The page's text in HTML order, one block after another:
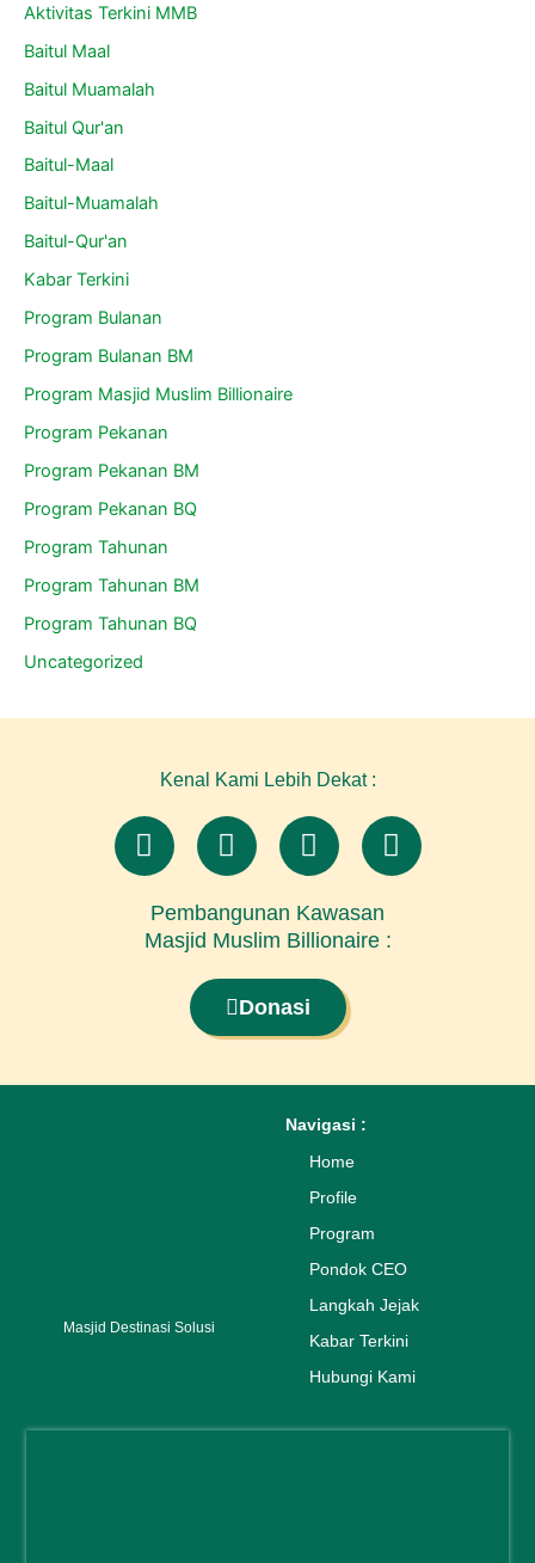
Aktivitas Terkini MMB
Baitul Maal
Baitul Muamalah
Baitul Qur'an
Baitul-Maal
Baitul-Muamalah
Baitul-Qur'an
Kabar Terkini
Program Bulanan
Program Bulanan BM
Program Masjid Muslim Billionaire
Program Pekanan
Program Pekanan BM
Program Pekanan BQ
Program Tahunan
Program Tahunan BM
Program Tahunan BQ
Uncategorized
Kenal Kami Lebih Dekat :
I
n
t
a
F
a
e
b
o
o
k
Y
o
t
u
b
e
L
i
e
Pembangunan Kawasan
Masjid Muslim Billionaire :
Donasi
Masjid Destinasi Solusi
Navigasi :
Home
Profile
Program
Pondok CEO
Langkah Jejak
Kabar Terkini
Hubungi Kami